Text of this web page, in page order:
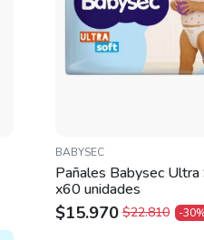
BABYSEC
Pañales Babysec
x60 unidades
$22.810
ORIGINAL
$15.970
CURRENT
-